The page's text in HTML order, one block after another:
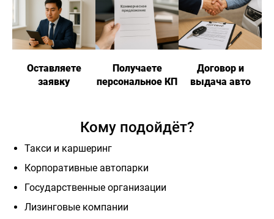
Оставляете
заявку
Получаете
персональное КП
Договор и
выдача авто
Кому подойдёт?
Такси и каршеринг
Корпоративные автопарки
Государственные организации
Лизинговые компании